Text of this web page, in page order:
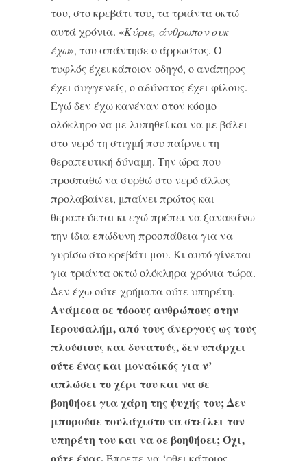
του, στο κρεβάτι του, τα τριάντα οκτώ
αυτά χρόνια. «Κύριε, άνθρωπον ουκ
έχω», του απάντησε ο άρρωστος. Ο
τυφλός έχει κάποιον οδηγό, ο ανάπηρος
έχει συγγενείς, ο αδύνατος έχει φίλους.
Εγώ δεν έχω κανέναν στον κόσμο
ολόκληρο να με λυπηθεί και να με βάλει
στο νερό τη στιγμή που παίρνει τη
θεραπευτική δύναμη. Την ώρα που
προσπαθώ να συρθώ στο νερό άλλος
προλαβαίνει, μπαίνει πρώτος και
θεραπεύεται κι εγώ πρέπει να ξανακάνω
την ίδια επώδυνη προσπάθεια για να
γυρίσω στο κρεβάτι μου. Κι αυτό γίνεται
για τριάντα οκτώ ολόκληρα χρόνια τώρα.
Δεν έχω ούτε χρήματα ούτε υπηρέτη.
Ανάμεσα σε τόσους ανθρώπους στην
Ιερουσαλήμ, από τους άνεργους ως τους
πλούσιους και δυνατούς, δεν υπάρχει
ούτε ένας και μοναδικός για ν’
απλώσει το χέρι του και να σε
βοηθήσει για χάρη της ψυχής του; Δεν
μπορούσε τουλάχιστο να στείλει τον
υπηρέτη του και να σε βοηθήσει; Όχι,
Έπρεπε να ‘ρθει κάποιος